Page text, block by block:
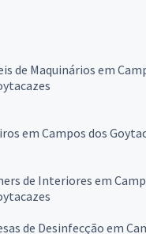
de Maquinários em
em Campos dos
de Interiores em
de Desinfecção em